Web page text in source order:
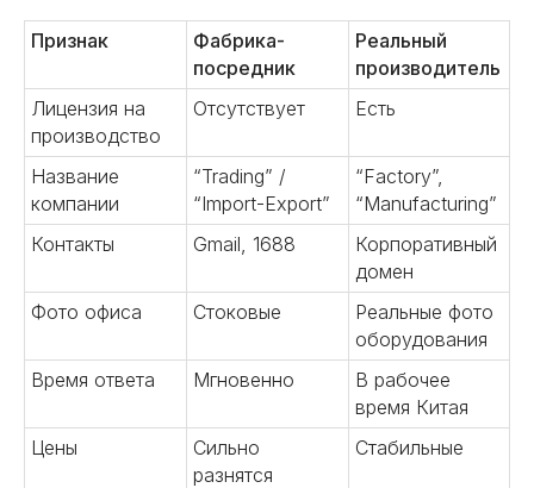
Признак
Фабрика-
посредник
Реальный
производитель
Лицензия на
производство
Отсутствует Есть
Название
компании
“Trading” /
“Import-Export”
“Factory”,
“Manufacturing”
Контакты
Gmail, 1688
Корпоративный
домен
Фото офиса
Стоковые
Реальные фото
оборудования
Время ответа
Мгновенно
В рабочее
время Китая
Цены
Сильно
разнятся
Стабильные
Аудит производства
Поиск надежных
Поможем найти производителей
и фабрики в Китае. Проведем
аудит и обеспечим выгодные
условия сотрудничества.
Предоставим полный пакет
информации о китайских
партнерах.